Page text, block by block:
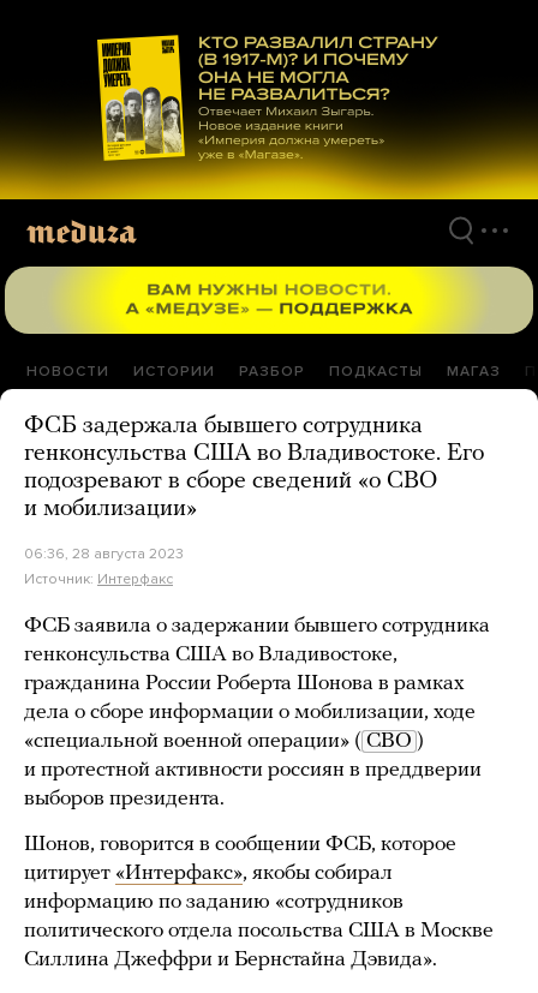
материалам
НОВОСТИ ИСТОРИИ РАЗБОР ПОДКАСТЫ МАГАЗ
ФСБ задержала бывшего сотрудника
генконсульства США во Владивостоке. Его
подозревают в сборе сведений «о СВО
и мобилизации»
06:36, 28 августа 2023
Источник: Интерфакс
ФСБ заявила о задержании бывшего сотрудника
генконсульства США во Владивостоке,
гражданина России Роберта Шонова в рамках
дела о сборе информации о мобилизации, ходе
«специальной военной операции» ( СВО )
и протестной активности россиян в преддверии
выборов президента.
Шонов, говорится в сообщении ФСБ, которое
цитирует «Интерфакс», якобы собирал
информацию по заданию «сотрудников
политического отдела посольства США в Москве
Силлина Джеффри и Бернстайна Дэвида».